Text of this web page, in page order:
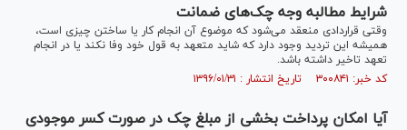
شرایط مطالبه وجه چک‌های ضمانت
وقتی قراردادی منعقد می‌شود که موضوع آن انجام کار یا ساختن چیزی است،
همیشه این تردید وجود دارد که شاید متعهد به قول خود وفا نکند یا در انجام
تعهد تاخیر داشته باشد.
کد خبر: ۳۰۰۸۴۱ تاریخ انتشار : ۱۳۹۶/۰۱/۳۱
آیا امکان پرداخت بخشی از مبلغ چک در صورت کسر موجودی